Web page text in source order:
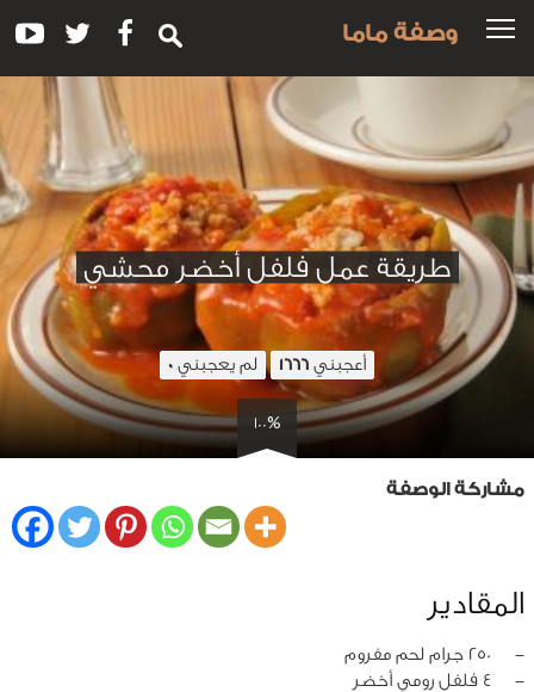
وصفة ماما
طريقة عمل فلفل أخضر محشي
أعجبني 1666 لم يعجبني 0
100%
مشاركة الوصفة
المقادير
‏-
250 جرام لحم مفروم
‏-
4 فلفل رومي أخضر